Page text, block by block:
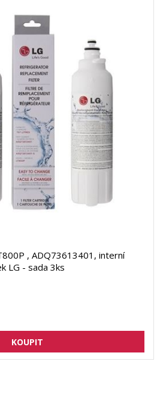
, ADQ73613401, interní
LG - sada 3ks